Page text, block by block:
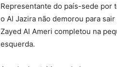
Representante do país-sede por
o Al Jazira não demorou para
Zayed Al Ameri completou na
esquerda.